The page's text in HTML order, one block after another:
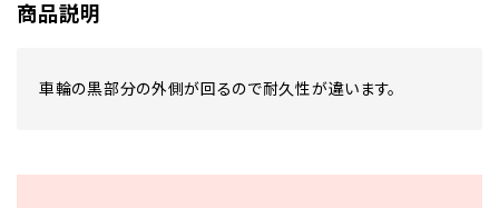
商品説明
車輪の黒部分の外側が回るので耐久性が違います。